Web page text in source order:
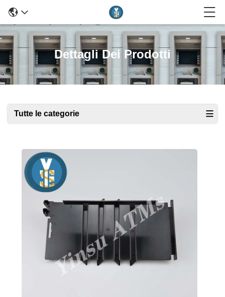
Dettagli Dei Prodotti
Tutte le categorie